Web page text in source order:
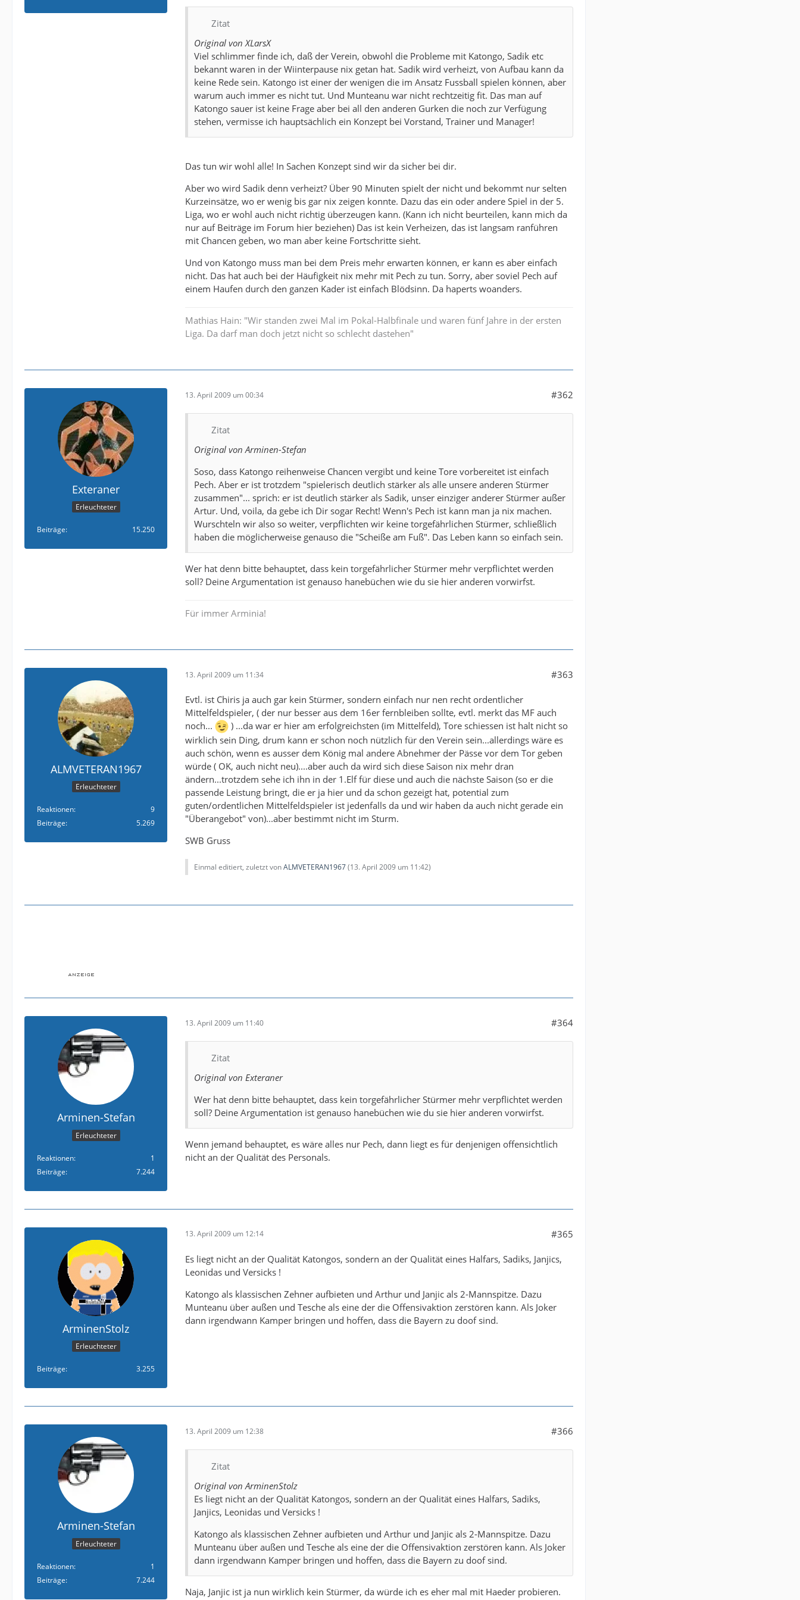
Zitat
Original von XLarsX
Viel schlimmer finde ich, daß der Verein, obwohl die Probleme mit Katongo, Sadik etc
bekannt waren in der Wiinterpause nix getan hat. Sadik wird verheizt, von Aufbau kann da
keine Rede sein. Katongo ist einer der wenigen die im Ansatz Fussball spielen können, aber
warum auch immer es nicht tut. Und Munteanu war nicht rechtzeitig fit. Das man auf
Katongo sauer ist keine Frage aber bei all den anderen Gurken die noch zur Verfügung
stehen, vermisse ich hauptsächlich ein Konzept bei Vorstand, Trainer und Manager!
Das tun wir wohl alle! In Sachen Konzept sind wir da sicher bei dir.
Aber wo wird Sadik denn verheizt? Über 90 Minuten spielt der nicht und bekommt nur selten
Kurzeinsätze, wo er wenig bis gar nix zeigen konnte. Dazu das ein oder andere Spiel in der 5.
Liga, wo er wohl auch nicht richtig überzeugen kann. (Kann ich nicht beurteilen, kann mich da
nur auf Beiträge im Forum hier beziehen) Das ist kein Verheizen, das ist langsam ranführen
mit Chancen geben, wo man aber keine Fortschritte sieht.
Und von Katongo muss man bei dem Preis mehr erwarten können, er kann es aber einfach
nicht. Das hat auch bei der Häufigkeit nix mehr mit Pech zu tun. Sorry, aber soviel Pech auf
einem Haufen durch den ganzen Kader ist einfach Blödsinn. Da haperts woanders.
Mathias Hain: "Wir standen zwei Mal im Pokal-Halbfinale und waren fünf Jahre in der ersten
Liga. Da darf man doch jetzt nicht so schlecht dastehen"
Exteraner
Erleuchteter
Beiträge 15.250
13. April 2009 um 00:34 #362
Zitat
Original von Arminen-Stefan
Soso, dass Katongo reihenweise Chancen vergibt und keine Tore vorbereitet ist einfach
Pech. Aber er ist trotzdem "spielerisch deutlich stärker als alle unsere anderen Stürmer
zusammen"... sprich: er ist deutlich stärker als Sadik, unser einziger anderer Stürmer außer
Artur. Und, voila, da gebe ich Dir sogar Recht! Wenn's Pech ist kann man ja nix machen.
Wurschteln wir also so weiter, verpflichten wir keine torgefährlichen Stürmer, schließlich
haben die möglicherweise genauso die "Scheiße am Fuß". Das Leben kann so einfach sein.
Wer hat denn bitte behauptet, dass kein torgefährlicher Stürmer mehr verpflichtet werden
soll? Deine Argumentation ist genauso hanebüchen wie du sie hier anderen vorwirfst.
Für immer Arminia!
ALMVETERAN1967
Erleuchteter
Reaktionen
9
Beiträge
5.269
13. April 2009 um 11:34 #363
Evtl. ist Chiris ja auch gar kein Stürmer, sondern einfach nur nen recht ordentlicher
Mittelfeldspieler, ( der nur besser aus dem 16er fernbleiben sollte, evtl. merkt das MF auch
noch...
) ...da war er hier am erfolgreichsten (im Mittelfeld), Tore schiessen ist halt nicht so
wirklich sein Ding, drum kann er schon noch nützlich für den Verein sein...allerdings wäre es
auch schön, wenn es ausser dem König mal andere Abnehmer der Pässe vor dem Tor geben
würde ( OK, auch nicht neu)....aber auch da wird sich diese Saison nix mehr dran
ändern...trotzdem sehe ich ihn in der 1.Elf für diese und auch die nächste Saison (so er die
passende Leistung bringt, die er ja hier und da schon gezeigt hat, potential zum
guten/ordentlichen Mittelfeldspieler ist jedenfalls da und wir haben da auch nicht gerade ein
"Überangebot" von)...aber bestimmt nicht im Sturm.
SWB Gruss
Einmal editiert, zuletzt vonALMVETERAN1967(13. April 2009 um 11:42)
Arminen-Stefan
Erleuchteter
Reaktionen
1
Beiträge
7.244
13. April 2009 um 11:40 #364
Zitat
Original von Exteraner
Wer hat denn bitte behauptet, dass kein torgefährlicher Stürmer mehr verpflichtet werden
soll? Deine Argumentation ist genauso hanebüchen wie du sie hier anderen vorwirfst.
Wenn jemand behauptet, es wäre alles nur Pech, dann liegt es für denjenigen offensichtlich
nicht an der Qualität des Personals.
ArminenStolz
Erleuchteter
Beiträge 3.255
13. April 2009 um 12:14 #365
Es liegt nicht an der Qualität Katongos, sondern an der Qualität eines Halfars, Sadiks, Janjics,
Leonidas und Versicks !
Katongo als klassischen Zehner aufbieten und Arthur und Janjic als 2-Mannspitze. Dazu
Munteanu über außen und Tesche als eine der die Offensivaktion zerstören kann. Als Joker
dann irgendwann Kamper bringen und hoffen, dass die Bayern zu doof sind.
Arminen-Stefan
Erleuchteter
Reaktionen
1
Beiträge
7.244
13. April 2009 um 12:38 #366
Zitat
Original von ArminenStolz
Es liegt nicht an der Qualität Katongos, sondern an der Qualität eines Halfars, Sadiks,
Janjics, Leonidas und Versicks !
Katongo als klassischen Zehner aufbieten und Arthur und Janjic als 2-Mannspitze. Dazu
Munteanu über außen und Tesche als eine der die Offensivaktion zerstören kann. Als Joker
dann irgendwann Kamper bringen und hoffen, dass die Bayern zu doof sind.
Naja, Janjic ist ja nun wirklich kein Stürmer, da würde ich es eher mal mit Haeder probieren.